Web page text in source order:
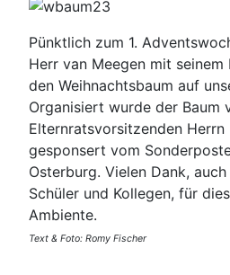
Pünktlich zum 1.
Herr van Meegen mit seinem
den Weihnachtsbaum auf
Organisiert wurde der Baum
Elternratsvorsitzenden Herrn
gesponsert vom
Osterburg. Vielen Dank,
Schüler und Kollegen, für
Ambiente.
Text & Foto: Romy Fischer